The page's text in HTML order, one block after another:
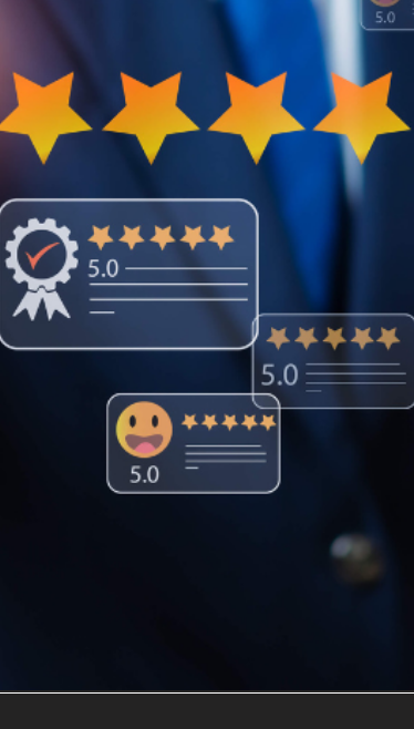
Congresso, Câmara
dos Deputados,
Assembleia
Senado, São Paulo,
Rio de Janeiro,
Brasília, Nordeste,
Norte, Centro-
Oeste, Sul, Sudeste,
Vinhos, Bebidas,
Cervejas, Comida,
Receitas, Chef, RH,
Emprego,
Empreendedorismo,
Negócios,
Oportunidades,